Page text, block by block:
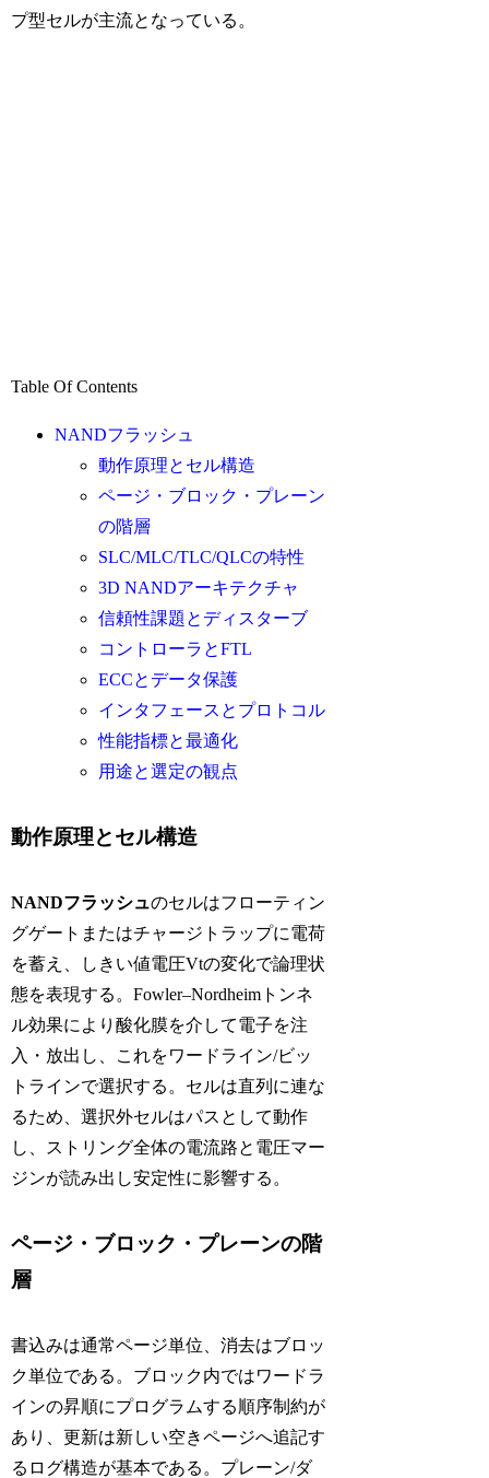
プ型セルが主流となっている。
Table Of Contents
NANDフラッシュ
動作原理とセル構造
ページ・ブロック・プレーン
の階層
SLC/MLC/TLC/QLCの特性
3D NANDアーキテクチャ
信頼性課題とディスターブ
コントローラとFTL
ECCとデータ保護
インタフェースとプロトコル
性能指標と最適化
用途と選定の観点
動作原理とセル構造
NANDフラッシュのセルはフローティン
グゲートまたはチャージトラップに電荷
を蓄え、しきい値電圧Vtの変化で論理状
態を表現する。Fowler–Nordheimトンネ
ル効果により酸化膜を介して電子を注
入・放出し、これをワードライン/ビッ
トラインで選択する。セルは直列に連な
るため、選択外セルはパスとして動作
し、ストリング全体の電流路と電圧マー
ジンが読み出し安定性に影響する。
ページ・ブロック・プレーンの階
層
書込みは通常ページ単位、消去はブロッ
ク単位である。ブロック内ではワードラ
インの昇順にプログラムする順序制約が
あり、更新は新しい空きページへ追記す
るログ構造が基本である。プレーン/ダ